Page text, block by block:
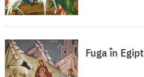
Fuga în Egipt